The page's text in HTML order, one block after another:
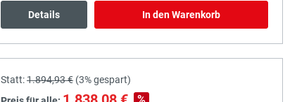
Details In den Warenkorb
Statt:1.894,93 € (3%gespart)